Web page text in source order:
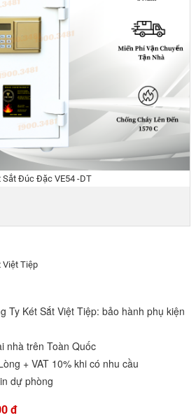
Sắt Đúc Đặc VE54 -DT
Việt Tiệp
Ty Két Sắt Việt Tiệp: bảo hành phụ kiện
nhà trên Toàn Quốc
+ VAT 10% khi có nhu cầu
dự phòng
đ